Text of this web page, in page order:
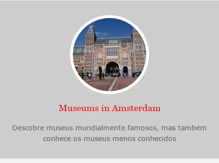
Museums in Amsterdam
Descobre museus mundialmente famosos, mas também
conhece os museus menos conhecidos